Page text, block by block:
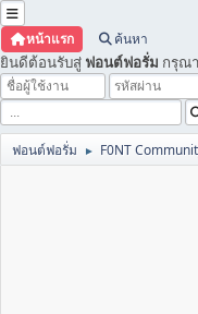
หน้าแรก ค้นหา
ยินดีต้อนรับสู่ ฟอนต์ฟอรั่ม กรุณา
ฟอนต์ฟอรั่ม ► F0NT